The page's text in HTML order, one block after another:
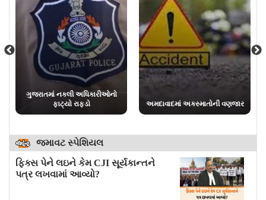
ટીએમસી સાંસદ મહુઆ મોઈત્રાની
વધી મુશ્કેલી
ભાજપે આપી હતી ટિકિટ
જમાવટ સ્પેશિયલ
ફિક્સ પેને લઇને કેમ CJI સૂર્યકાન્તને
પત્ર લખવામાં આવ્યો?